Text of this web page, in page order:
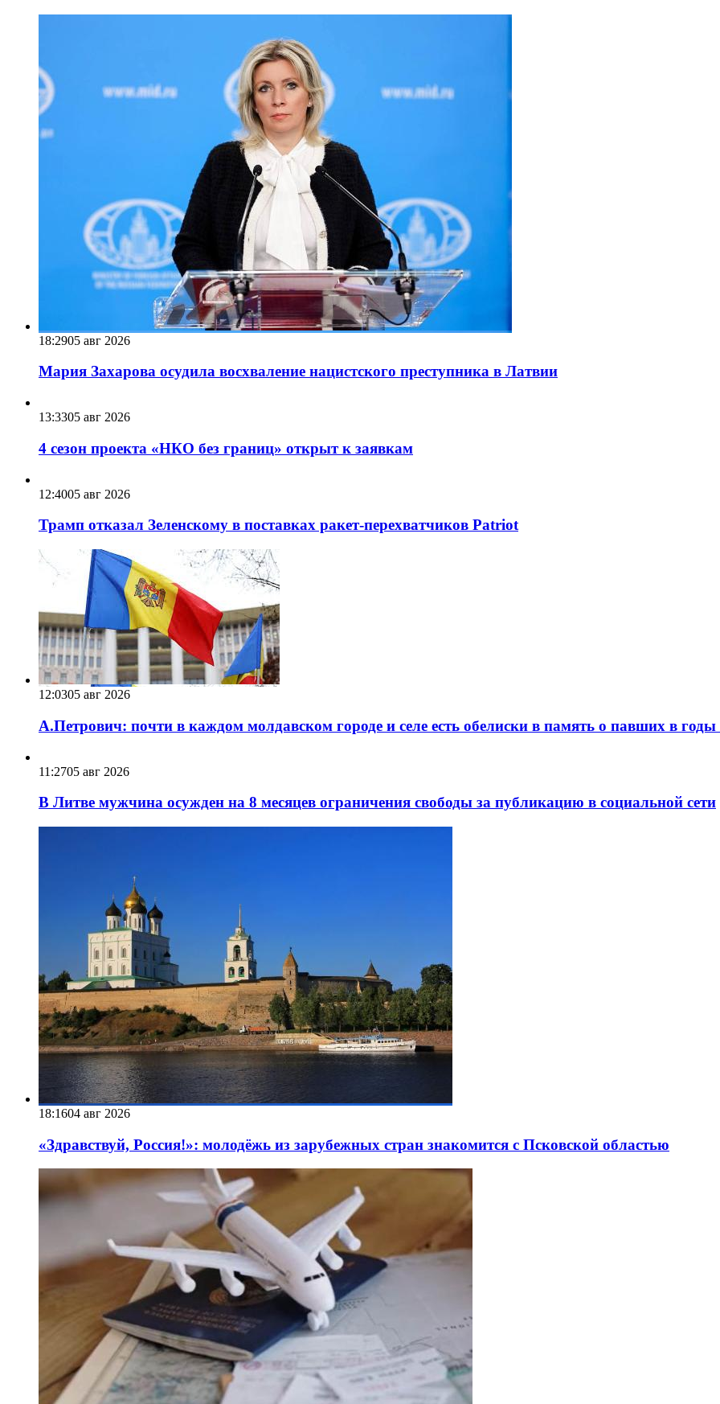
18:2905 авг 2026
Мария Захарова осудила восхваление нацистского преступника в Латвии
13:3305 авг 2026
4 сезон проекта «НКО без границ» открыт к заявкам
12:4005 авг 2026
Трамп отказал Зеленскому в поставках ракет-перехватчиков Patriot
12:0305 авг 2026
А.Петрович: почти в каждом молдавском городе и селе есть обелиски в память о павших в
11:2705 авг 2026
В Литве мужчина осужден на 8 месяцев ограничения свободы за публикацию в социальной сети
18:1604 авг 2026
«Здравствуй, Россия!»: молодёжь из зарубежных стран знакомится с Псковской областью